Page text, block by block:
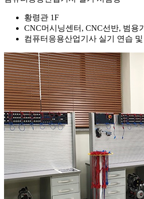
황령관 1F
CNC머시닝센터, CNC선반, 범용
컴퓨터응용산업기사 실기 연습